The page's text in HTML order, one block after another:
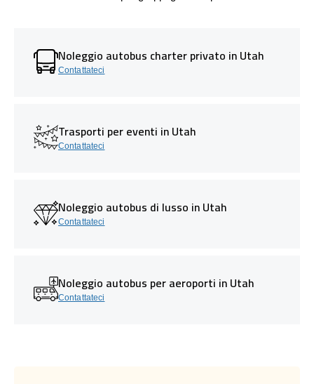
Noleggio autobus charter privato in Utah
Contattateci
Trasporti per eventi in Utah
Contattateci
Noleggio autobus di lusso in Utah
Contattateci
Noleggio autobus per aeroporti in Utah
Contattateci